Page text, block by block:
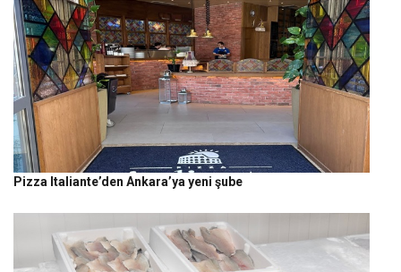
Pizza Italiante’den Ankara’ya yeni şube